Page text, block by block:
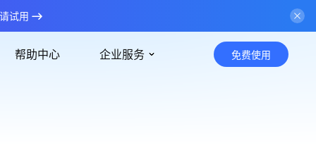
试用
帮助中心 企业服务 免费使用